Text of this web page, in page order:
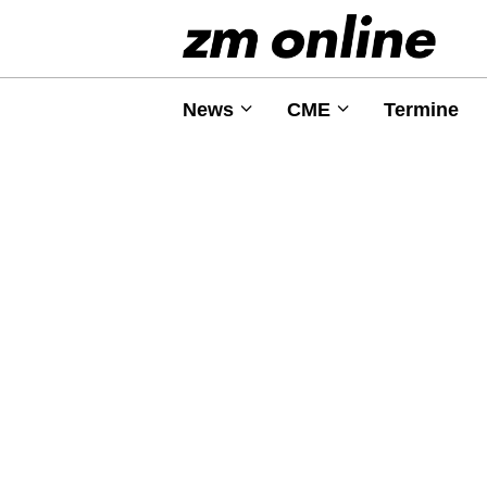
News CME Termine